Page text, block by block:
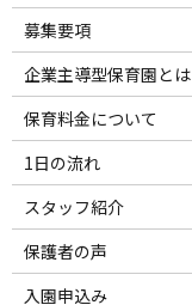
募集要項
企業主導型保育園とは
保育料金について
1日の流れ
スタッフ紹介
保護者の声
入園申込み